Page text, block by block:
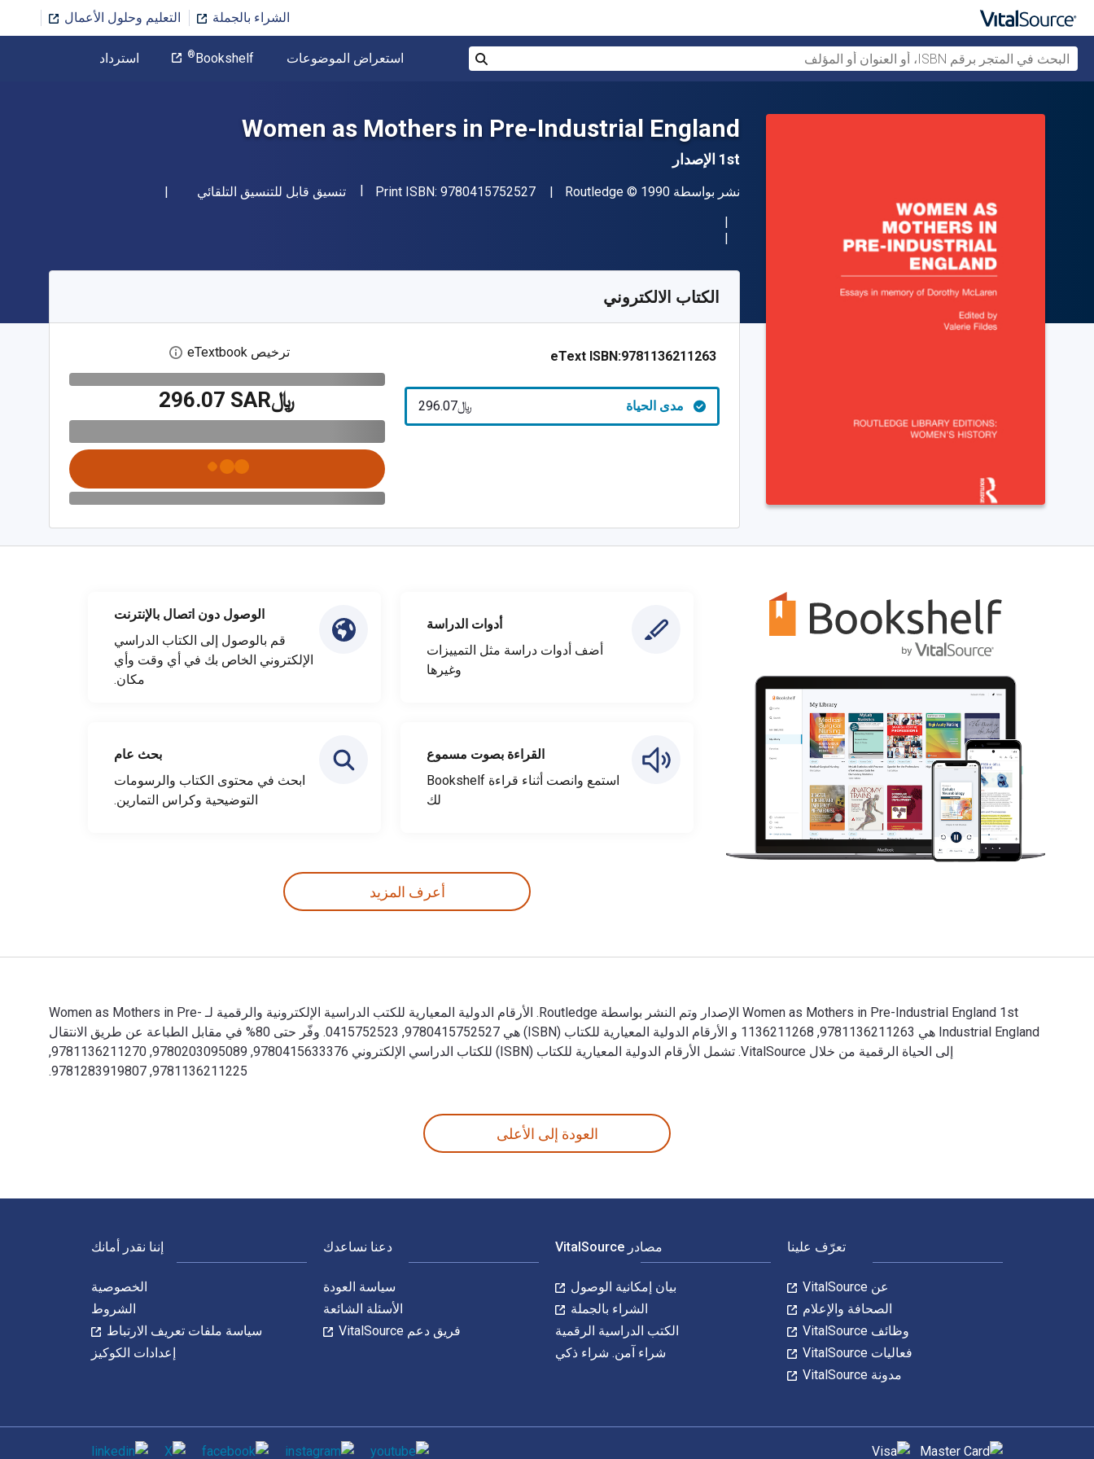
الشراء بالجملة التعليم وحلول الأعمال
البحث في المتجر برقم ISBN، أو العنوان أو المؤلفاستعراض الموضوعات Bookshelf
® استرداد
Women as Mothers in Pre-Industrial England
1st الإصدار
الناشر
نشر بواسطة Routledge
حقوق الطبع والنشر © 1990
Print ISBN: 9780415752527 شكل
تنسيق قابل للتنسيق التلقائي
9781136211263
الكتاب الالكتروني
eText ISBN:9781136211263
مدى الحياة ﷼‎296.07
ترخيص eTextbook افتح مربع حوار الترخيص
﷼‎296.07 SAR
أدوات الدراسة
أضف أدوات دراسة مثل التمييزات
وغيرها
القراءة بصوت مسموع
استمع وانصت أثناء قراءة Bookshelf
لك
الوصول دون اتصال بالإنترنت
قم بالوصول إلى الكتاب الدراسي
الإلكتروني الخاص بك في أي وقت وأي
مكان.
بحث عام
ابحث في محتوى الكتاب والرسومات
التوضيحية وكراس التمارين.
أعرف المزيد
Women as Mothers in Pre-Industrial England 1st الإصدار وتم النشر بواسطة Routledge. الأرقام الدولية المعيارية للكتب الدراسية الإلكترونية والرقمية لـ Women as Mothers in Pre-
Industrial England هي 9781136211263, 1136211268 و الأرقام الدولية المعيارية للكتاب (ISBN) هي 9780415752527, 0415752523. وفّر حتى 80% في مقابل الطباعة عن طريق الانتقال
إلى الحياة الرقمية من خلال VitalSource. تشمل الأرقام الدولية المعيارية للكتاب (ISBN) للكتاب الدراسي الإلكتروني 9780415633376, 9780203095089, 9781136211270,
9781136211225, 9781283919807.
العودة إلى الأعلى
تعرّف علينا
عن VitalSource
الصحافة والإعلام
وظائف VitalSource
فعاليات VitalSource
مدونة VitalSource
مصادر VitalSource
بيان إمكانية الوصول
الشراء بالجملة
الكتب الدراسية الرقمية
شراء آمن. شراء ذكي
دعنا نساعدك
سياسة العودة
الأسئلة الشائعة
فريق دعم VitalSource
إننا نقدر أمانك
الخصوصية
الشروط
سياسة ملفات تعريف الارتباط
إعدادات الكوكيز
وسائل التواصل الاجتماعي طرق الدفع المدعومة